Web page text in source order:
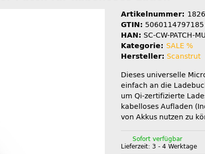
Artikelnummer:
GTIN: 5060114797185
HAN: SC-CW-PATCH-MU
Kategorie: SALE %
Hersteller: Scanstrut
Dieses universelle
einfach an die
um Qi-zertifizierte
kabelloses Aufladen
von Akkus nutzen zu
Sofort verfügbar
Lieferzeit: 3 - 4 Werktage